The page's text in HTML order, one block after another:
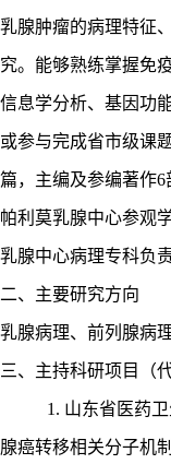
乳腺肿瘤的病理特征
究。能够熟练掌握免
信息学分析、基因功
或参与完成省市级课
篇，主编及参编著作6
帕利莫乳腺中心参观
乳腺中心病理专科负责
二、主要研究方向
乳腺病理、前列腺病
三、主持科研项目（
1. 山东省医药
腺癌转移相关分子机